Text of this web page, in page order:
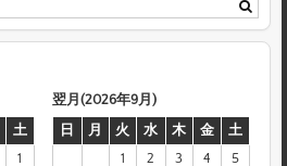
土
1
翌月(2026年9月)
日
月 火 水 木 金
土
1
2 3 4
5